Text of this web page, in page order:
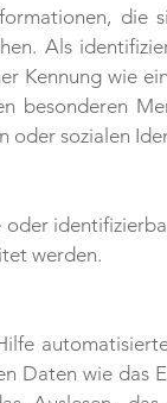
Als
Kennung wie
besonderen
oder sozialen
werden.
Daten wie das